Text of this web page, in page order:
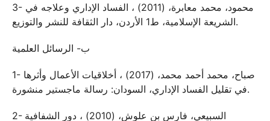
3- محمود، محمد معابرة، (2011) ، الفساد الإداري وعلاجه في
الشريعة الإسلامية، ط1 الأردن، دار الثقافة للنشر والتوزيع.
ب- الرسائل العلمية
1- صباح، محمد أحمد محمد، (2017) ، أخلاقيات الأعمال وأثرها
في تقليل الفساد الإداري، السودان: رسالة ماجستير منشورة.
2- السبيعي، فارس بن علوش، (2010) ، دور الشفافية